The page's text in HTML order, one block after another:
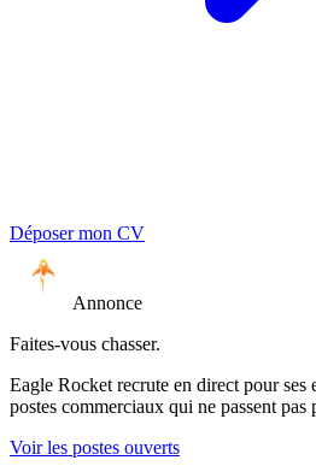
Déposer mon CV
Annonce
Faites-vous chasser.
Eagle Rocket recrute en direct pour ses
postes commerciaux qui ne passent pas
Voir les postes ouverts